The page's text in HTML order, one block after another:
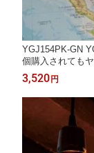
YGJ154PK-GN
個購入されても
ズ グラス色付き
ーム メガネ
ses DULTON ダ
3,520 円